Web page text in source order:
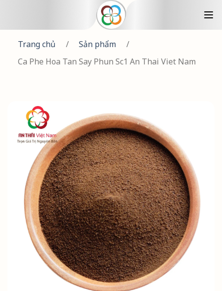
Trang chủ / Sản phẩm
/
Ca Phe Hoa Tan Say Phun Sc1 An Thai Viet Nam